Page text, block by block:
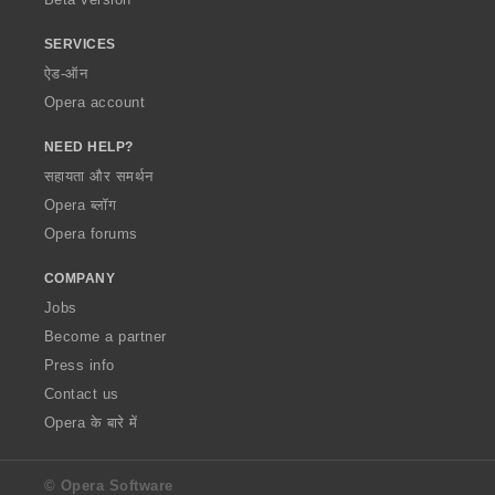
SERVICES
ऐड-ऑन
Opera account
NEED HELP?
सहायता और समर्थन
Opera ब्लॉग
Opera forums
COMPANY
Jobs
Become a partner
Press info
Contact us
Opera के बारे में
© Opera Software